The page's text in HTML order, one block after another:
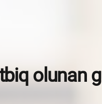
olunan